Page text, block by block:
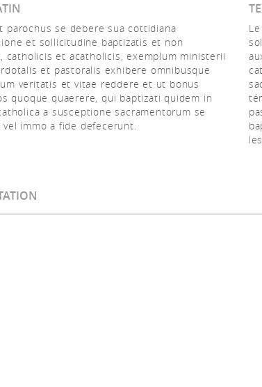
parochus se debere sua cottidiana
et sollicitudine baptizatis et non
catholicis et acatholicis, exemplum ministerii
et pastoralis exhibere omnibusque
veritatis et vitae reddere et ut bonus
quoque quaerere, qui baptizati quidem in
a susceptione sacramentorum se
immo a fide defecerunt.